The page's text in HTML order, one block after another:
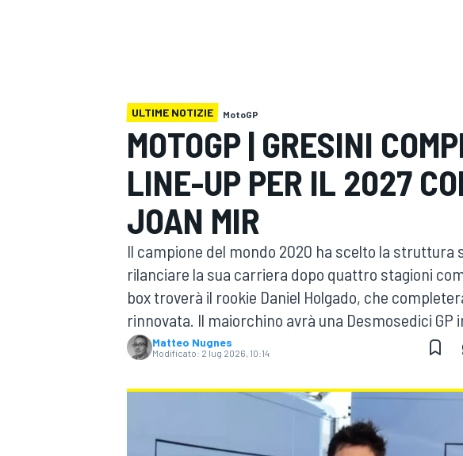
WRC
ULTIME NOTIZIE MotoGP
MOTOGP | GRESINI
LINE-UP PER IL 2027
JOAN MIR
Il campione del mondo 2020 ha scelto la struttura
rilanciare la sua carriera dopo quattro stagioni
box troverà il rookie Daniel Holgado, che
rinnovata. Il maiorchino avrà una Desmosedici GP
Matteo Nugnes
Modificato: 2 lug 2026, 10:14